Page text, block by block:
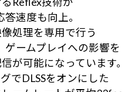
答速度も向上。
処理を専用で行う
ゲームプレイへの影響を
が可能になっています。
でDLSSをオンにした